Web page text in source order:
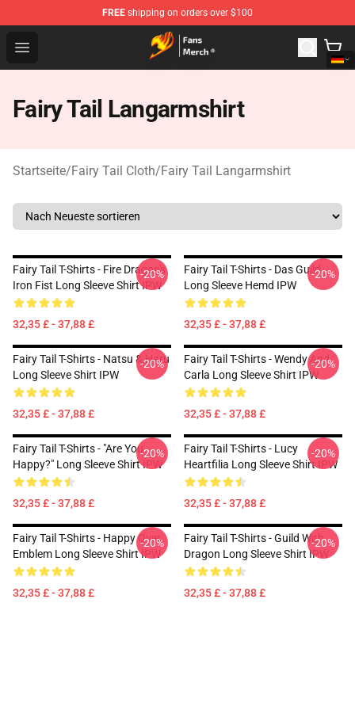
FREE shipping on orders over $100
Open menu
Fairy Tail Store - Official Fairy Tail Merchandise Shop
Fairy Tail Langarmshirt
Startseite/Fairy Tail Cloth/Fairy Tail Langarmshirt
Fairy Tail T-Shirts - Fire Dragon's
Iron Fist Long Sleeve Shirt IPW
32,35 £ - 37,88 £
-20%
Fairy Tail T-Shirts - Das Guild
Long Sleeve Hemd IPW
32,35 £ - 37,88 £
-20%
Fairy Tail T-Shirts - Natsu & Haru
Long Sleeve Shirt IPW
32,35 £ - 37,88 £
-20%
Fairy Tail T-Shirts - Wendy And
Carla Long Sleeve Shirt IPW
32,35 £ - 37,88 £
-20%
Fairy Tail T-Shirts - "Are You
Happy?" Long Sleeve Shirt IPW
32,35 £ - 37,88 £
-20%
Fairy Tail T-Shirts - Lucy
Heartfilia Long Sleeve Shirt IPW
32,35 £ - 37,88 £
-20%
Fairy Tail T-Shirts - Happy Over
Emblem Long Sleeve Shirt IPW
32,35 £ - 37,88 £
-20%
Fairy Tail T-Shirts - Guild With
Dragon Long Sleeve Shirt IPW
32,35 £ - 37,88 £
-20%